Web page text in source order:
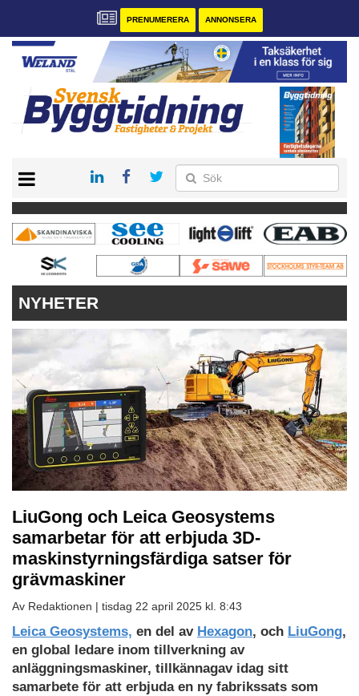
PRENUMERERA ANNONSERA
PRENUMERERA
VÅRA ANDRA MAGASIN
ANNONSERA
NYHETER
LiuGong och Leica Geosystems
samarbetar för att erbjuda 3D-
maskinstyrningsfärdiga satser för
grävmaskiner
Av Redaktionen | tisdag 22 april 2025 kl. 8:43
Leica Geosystems, en del av Hexagon, och LiuGong,
en global ledare inom tillverkning av
anläggningsmaskiner, tillkännagav idag sitt
samarbete för att erbjuda en ny fabrikssats som